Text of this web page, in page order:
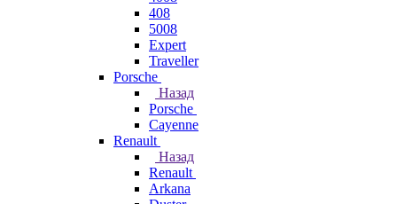
408
5008
Expert
Traveller
Porsche
Назад
Porsche
Cayenne
Renault
Назад
Renault
Arkana